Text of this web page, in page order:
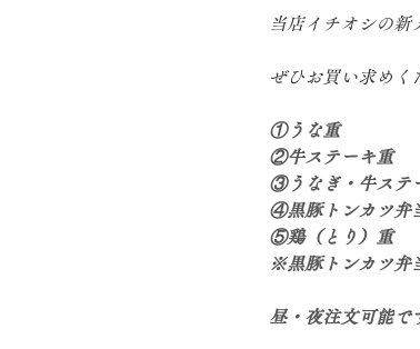
当店イチオシの新
ぜひお買い求めく
①うな重　　　　
②牛ステーキ重　
③うなぎ・牛ステ
④黒豚トンカツ弁
⑤鶏（とり）重　
※黒豚トンカツ弁
昼・夜注文可能で